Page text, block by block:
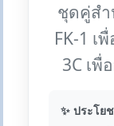
ชุดคู่สำ
FK-1 เ
3C เ
✨ ประโย